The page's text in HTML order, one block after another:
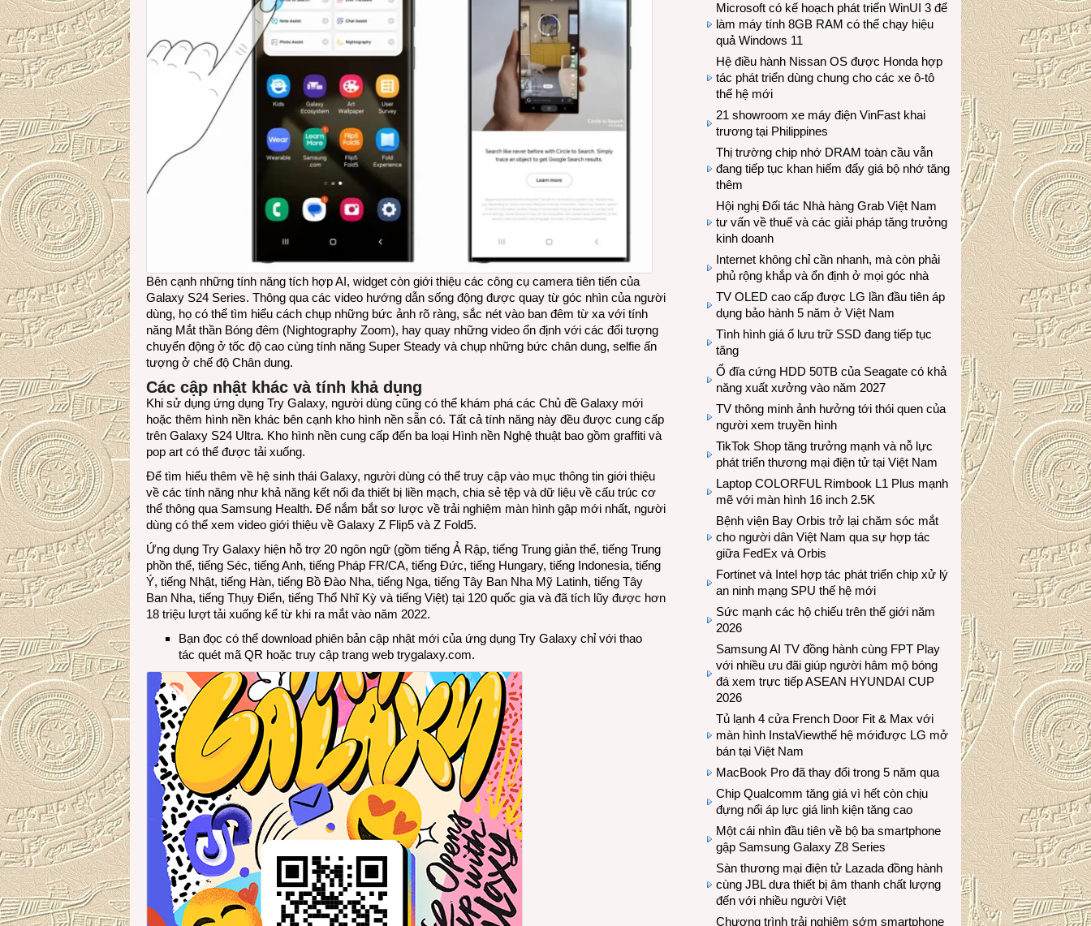
Bên cạnh những tính năng tích hợp AI, widget còn giới thiệu các công cụ camera tiên tiến của
Galaxy S24 Series. Thông qua các video hướng dẫn sống động được quay từ góc nhìn của người
dùng, họ có thể tìm hiểu cách chụp những bức ảnh rõ ràng, sắc nét vào ban đêm từ xa với tính
năng Mắt thần Bóng đêm (Nightography Zoom), hay quay những video ổn định với các đối tượng
chuyển động ở tốc độ cao cùng tính năng Super Steady và chụp những bức chân dung, selfie ấn
tượng ở chế độ Chân dung.
Các cập nhật khác và tính khả dụng
Khi sử dụng ứng dụng Try Galaxy, người dùng cũng có thể khám phá các Chủ đề Galaxy mới
hoặc thêm hình nền khác bên cạnh kho hình nền sẵn có. Tất cả tính năng này đều được cung cấp
trên Galaxy S24 Ultra. Kho hình nền cung cấp đến ba loại Hình nền Nghệ thuật bao gồm graffiti và
pop art có thể được tải xuống.
Để tìm hiểu thêm về hệ sinh thái Galaxy, người dùng có thể truy cập vào mục thông tin giới thiệu
về các tính năng như khả năng kết nối đa thiết bị liền mạch, chia sẻ tệp và dữ liệu về cấu trúc cơ
thể thông qua Samsung Health. Để nắm bắt sơ lược về trải nghiệm màn hình gập mới nhất, người
dùng có thể xem video giới thiệu về Galaxy Z Flip5 và Z Fold5.
Ứng dụng Try Galaxy hiện hỗ trợ 20 ngôn ngữ (gồm tiếng Ả Rập, tiếng Trung giản thể, tiếng Trung
phồn thể, tiếng Séc, tiếng Anh, tiếng Pháp FR/CA, tiếng Đức, tiếng Hungary, tiếng Indonesia, tiếng
Ý, tiếng Nhật, tiếng Hàn, tiếng Bồ Đào Nha, tiếng Nga, tiếng Tây Ban Nha Mỹ Latinh, tiếng Tây
Ban Nha, tiếng Thụy Điển, tiếng Thổ Nhĩ Kỳ và tiếng Việt) tại 120 quốc gia và đã tích lũy được hơn
18 triệu lượt tải xuống kể từ khi ra mắt vào năm 2022.
Bạn đọc có thể download phiên bản cập nhật mới của ứng dụng Try Galaxy chỉ với thao
tác quét mã QR hoặc truy cập trang web trygalaxy.com.
Microsoft có kế hoạch phát triển WinUI 3 để
làm máy tính 8GB RAM có thể chạy hiệu
quả Windows 11
Hệ điều hành Nissan OS được Honda hợp
tác phát triển dùng chung cho các xe ô-tô
thế hệ mới
21 showroom xe máy điện VinFast khai
trương tại Philippines
Thị trường chip nhớ DRAM toàn cầu vẫn
đang tiếp tục khan hiếm đẩy giá bộ nhớ tăng
thêm
Hội nghị Đối tác Nhà hàng Grab Việt Nam
tư vấn về thuế và các giải pháp tăng trưởng
kinh doanh
Internet không chỉ cần nhanh, mà còn phải
phủ rộng khắp và ổn định ở mọi góc nhà
TV OLED cao cấp được LG lần đầu tiên áp
dụng bảo hành 5 năm ở Việt Nam
Tình hình giá ổ lưu trữ SSD đang tiếp tục
tăng
Ổ đĩa cứng HDD 50TB của Seagate có khả
năng xuất xưởng vào năm 2027
TV thông minh ảnh hưởng tới thói quen của
người xem truyền hình
TikTok Shop tăng trưởng mạnh và nỗ lực
phát triển thương mại điện tử tại Việt Nam
Laptop COLORFUL Rimbook L1 Plus mạnh
mẽ với màn hình 16 inch 2.5K
Bệnh viện Bay Orbis trở lại chăm sóc mắt
cho người dân Việt Nam qua sự hợp tác
giữa FedEx và Orbis
Fortinet và Intel hợp tác phát triển chip xử lý
an ninh mạng SPU thế hệ mới
Sức mạnh các hộ chiếu trên thế giới năm
2026
Samsung AI TV đồng hành cùng FPT Play
với nhiều ưu đãi giúp người hâm mộ bóng
đá xem trực tiếp ASEAN HYUNDAI CUP
2026
Tủ lạnh 4 cửa French Door Fit & Max với
màn hình InstaViewthế hệ mớiđược LG mở
bán tại Việt Nam
MacBook Pro đã thay đổi trong 5 năm qua
Chip Qualcomm tăng giá vì hết còn chịu
đựng nổi áp lực giá linh kiện tăng cao
Một cái nhìn đầu tiên về bộ ba smartphone
gập Samsung Galaxy Z8 Series
Sàn thương mại điện tử Lazada đồng hành
cùng JBL dưa thiết bị âm thanh chất lượng
đến với nhiều người Việt
Chương trình trải nghiệm sớm smartphone